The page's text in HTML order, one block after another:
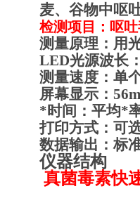
麦、谷物中呕
检测项目：呕
测量原理：用
LED光源波长
测量速度：单
屏幕显示：
*时间：平均*
打印方式：可
数据输出：标
仪器结构
真菌毒素快